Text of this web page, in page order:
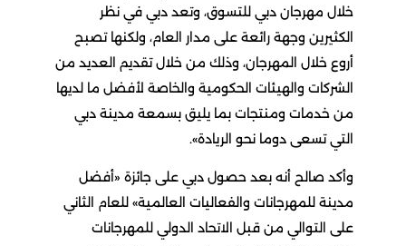
خلال مهرجان دبي للتسوق، وتعد دبي في نظر
الكثيرين وجهة رائعة على مدار العام، ولكنها تصبح
أروع خلال المهرجان، وذلك من خلال تقديم العديد من
الشركات والهيئات الحكومية والخاصة لأفضل ما لديها
من خدمات ومنتجات بما يليق بسمعة مدينة دبي
التي تسعى دوما نحو الريادة».
وأكد صالح أنه بعد حصول دبي على جائزة «أفضل
مدينة للمهرجانات والفعاليات العالمية» للعام الثاني
على التوالي من قبل الاتحاد الدولي للمهرجانات